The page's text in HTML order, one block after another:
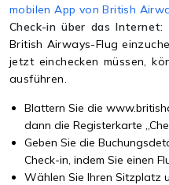
mobilen App von British
Check-in über das Internet:
British Airways-Flug
jetzt einchecken müssen,
ausführen.
Blattern Sie die
dann die Registerkarte
Geben Sie die
Check-in, indem Sie einen
Wählen Sie Ihren Sitzplatz